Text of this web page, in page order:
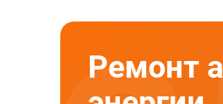
Ремонт